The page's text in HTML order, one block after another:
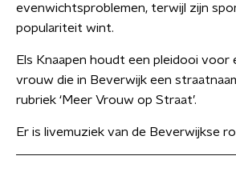
evenwichtsproblemen, terwijl zijn
populariteit wint.
Els Knaapen houdt een pleidooi voor
vrouw die in Beverwijk een
rubriek ‘Meer Vrouw op Straat’.
Er is livemuziek van de Beverwijkse